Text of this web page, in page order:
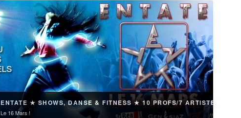
ENTATE ★ SHOWS, DANSE & FITNESS ★ 10 PROFS/7 ARTISTES
Le 16 Mars !